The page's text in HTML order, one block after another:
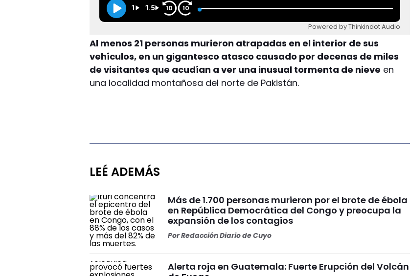
1 1.5 10 10
Powered by Thinkindot Audio
Al menos 21 personas murieron atrapadas en el interior de sus
vehículos, en un gigantesco atasco causado por decenas de miles
de visitantes que acudían a ver una inusual tormenta de nieve en
una localidad montañosa del norte de Pakistán.
LEÉ ADEMÁS
Más de 1.700 personas murieron por el brote de ébola
en República Democrática del Congo y preocupa la
expansión de los contagios
PorRedacción Diario de Cuyo
Alerta roja en Guatemala: Fuerte Erupción del Volcán